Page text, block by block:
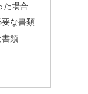
た場合
な書類
類